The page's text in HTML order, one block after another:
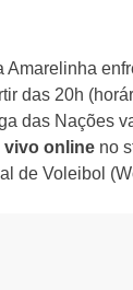
Amarelinha
das 20h
das Nações
vivo online no
de Voleibol